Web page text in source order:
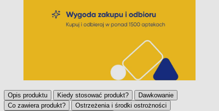
Opis produktu Kiedy stosować produkt?
Dawkowanie
Co zawiera produkt?
Ostrzeżenia i środki ostrożności